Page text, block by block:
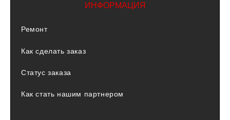
ИНФОРМАЦИЯ
Ремонт
Как сделать заказ
Статус заказа
Как стать нашим партнером